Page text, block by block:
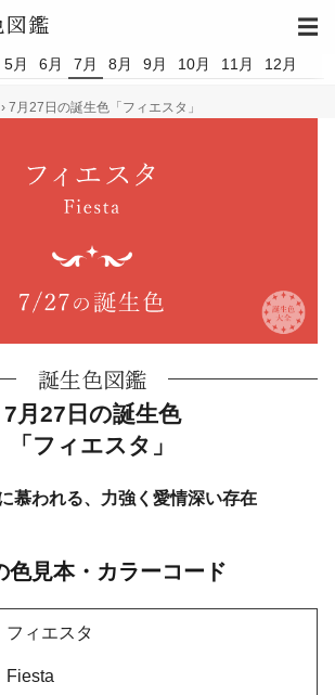
図鑑
5月 6月 7月 8月 9月 10月 11月 12月
☰
› 7月27日の誕生色「フィエスタ」
誕生色図鑑
7月27日の誕生色
「フィエスタ」
慕われる、力強く愛情深い存在
色見本・カラーコード
フィエスタ
Fiesta